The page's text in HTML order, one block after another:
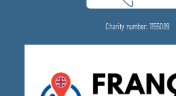
Charity number: 1155089